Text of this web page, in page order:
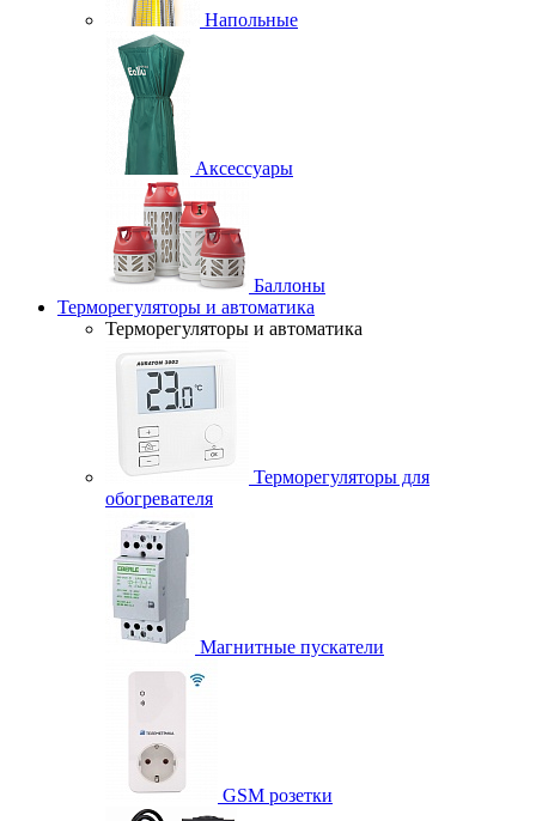
Напольные
Аксессуары
Баллоны
Терморегуляторы и автоматика
Терморегуляторы и автоматика
Терморегуляторы для
обогревателя
Магнитные пускатели
GSM розетки